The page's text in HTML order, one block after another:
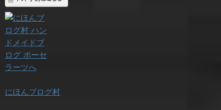
にほんブログ村